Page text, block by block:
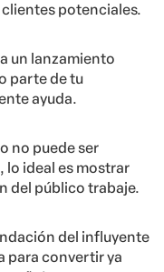
potenciales.
un lanzamiento
parte de tu
ayuda.
no puede ser
lo ideal es mostrar
del público trabaje.
del influyente
para convertir ya